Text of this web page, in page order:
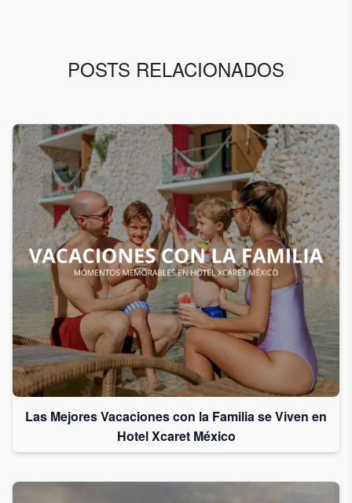
POSTS RELACIONADOS
Las Mejores Vacaciones con la Familia se Viven en
Hotel Xcaret México